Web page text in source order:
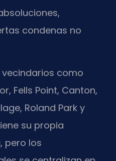
condenas no
como
Fells Point, Canton,
Roland Park y
su propia
pero los